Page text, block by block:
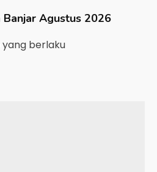
Banjar Agustus 2026
berlaku